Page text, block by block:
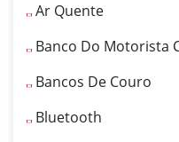
Ar Quente
Banco Do Motorista
Bancos De Couro
Bluetooth